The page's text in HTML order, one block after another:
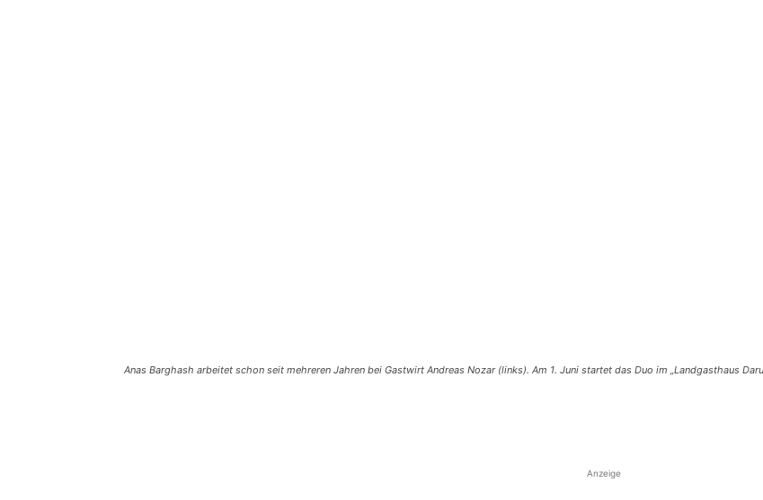
Anas Barghash arbeitet schon seit mehreren Jahren bei Gastwirt Andreas Nozar (links). Am 1. Juni startet das Duo im „Landgasthaus
Anzeige